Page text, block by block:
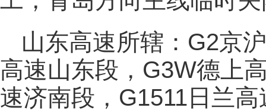
山东高速所辖：G2京
高速山东段，G3W德上
速济南段，G1511日兰